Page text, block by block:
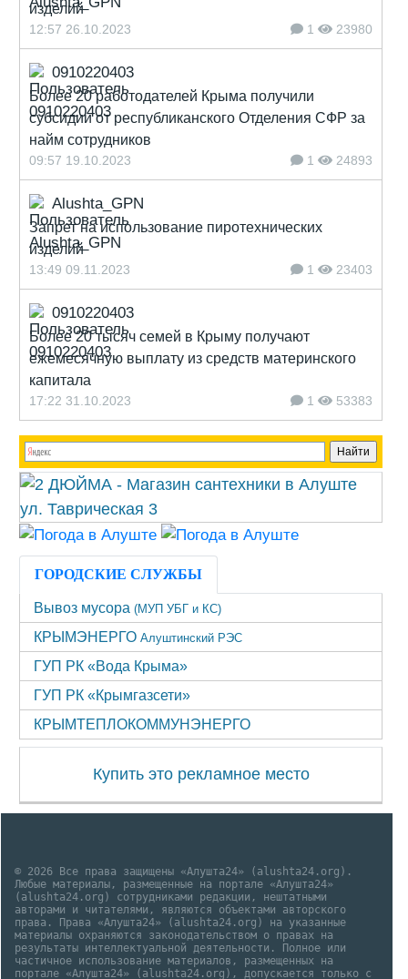
изделий
12:57 26.10.2023 1 23980
0910220403
Более 20 работодателей Крыма получили
субсидии от республиканского Отделения СФР за
найм сотрудников
09:57 19.10.2023 1 24893
Alushta_GPN
Запрет на использование пиротехнических
изделий
13:49 09.11.2023 1 23403
0910220403
Более 20 тысяч семей в Крыму получают
ежемесячную выплату из средств материнского
капитала
17:22 31.10.2023 1 53383
ГОРОДСКИЕ СЛУЖБЫ
Вывоз мусора (МУП УБГ и КС)
КРЫМЭНЕРГО Алуштинский РЭС
ГУП РК «Вода Крыма»
ГУП РК «Крымгазсети»
КРЫМТЕПЛОКОММУНЭНЕРГО
Купить это рекламное место
© 2026 Все права защищены «Алушта24» (alushta24.org).
Любые материалы, размещенные на портале «Алушта24»
(alushta24.org) сотрудниками редакции, нештатными
авторами и читателями, являются объектами авторского
права. Права «Алушта24» (alushta24.org) на указанные
материалы охраняются законодательством о правах на
результаты интеллектуальной деятельности. Полное или
частичное использование материалов, размещенных на
портале «Алушта24» (alushta24.org), допускается только с